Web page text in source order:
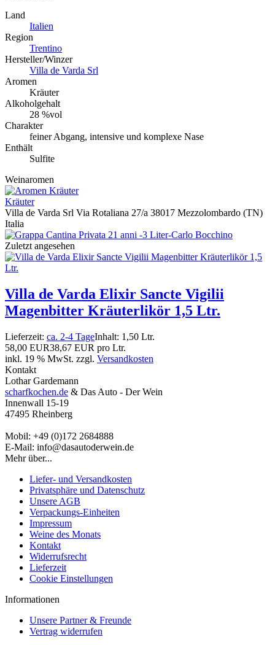
Land
Italien
Region
Trentino
Hersteller/Winzer
Villa de Varda Srl
Aromen
Kräuter
Alkoholgehalt
28 %vol
Charakter
feiner Abgang, intensive und komplexe Nase
Enthält
Sulfite
Weinaromen
Kräuter
Villa de Varda Srl Via Rotaliana 27/a 38017 Mezzolombardo (TN)
Italia
Zuletzt angesehen
Villa de Varda Elixir Sancte Vigilii
Magenbitter Kräuterlikör 1,5 Ltr.
Lieferzeit: ca. 2-4 TageInhalt: 1,50 Ltr.
58,00 EUR38,67 EUR pro Ltr.
inkl. 19 % MwSt. zzgl. Versandkosten
Kontakt
Lothar Gardemann
scharfkochen.de & Das Auto - Der Wein
Innenwall 15-19
47495 Rheinberg
Mobil: +49 (0)172 2684888
E-Mail: info@dasautoderwein.de
Mehr über...
Liefer- und Versandkosten
Privatsphäre und Datenschutz
Unsere AGB
Verpackungs-Einheiten
Impressum
Weine des Monats
Kontakt
Widerrufsrecht
Lieferzeit
Cookie Einstellungen
Informationen
Unsere Partner & Freunde
Vertrag widerrufen